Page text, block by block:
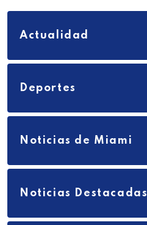
Actualidad
Deportes
Noticias de Miami
Noticias Destacadas